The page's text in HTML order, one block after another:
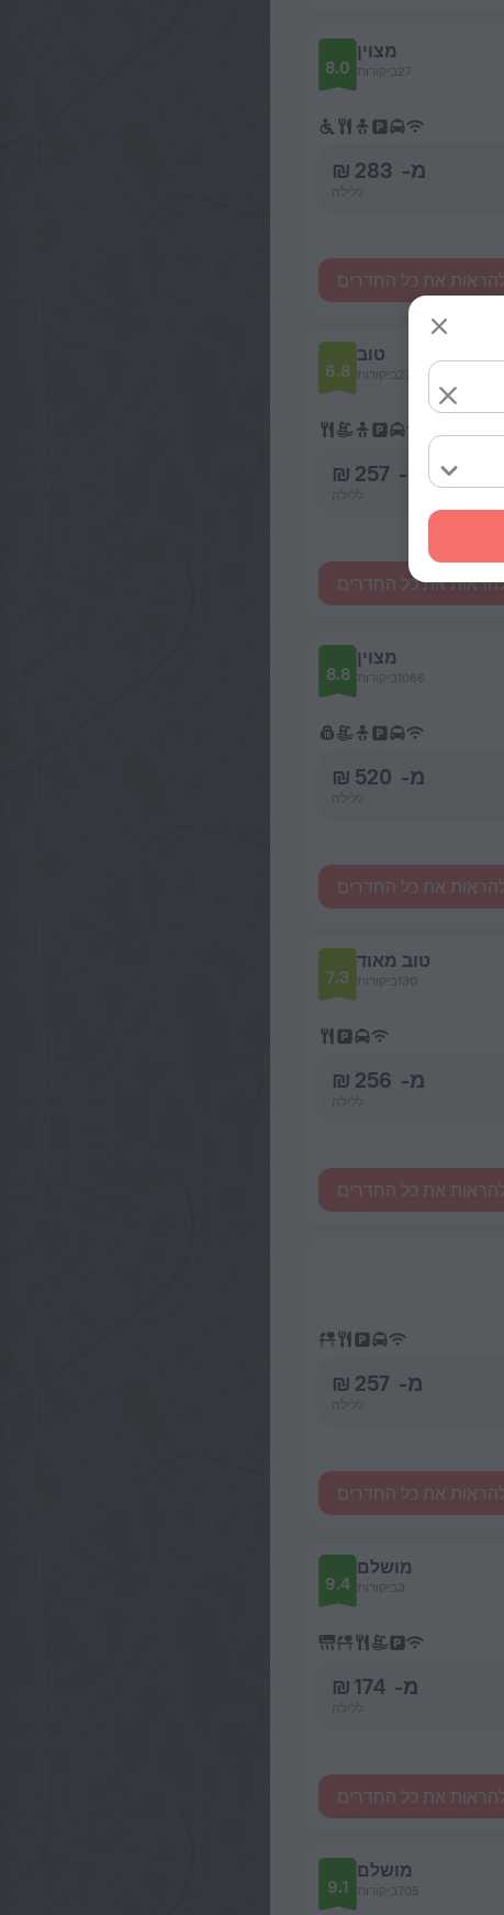
מצוין
27ביקורות 8.0
מ- 283 ₪
את כל החדרים
טוב
27ביקורות 6.8
מ- 257 ₪
את כל החדרים
מצוין
1066ביקורות 8.8
מ- 520 ₪
את כל החדרים
טוב מאוד
130ביקורות 7.3
מ- 256 ₪
את כל החדרים
מ- 257 ₪
את כל החדרים
מושלם
3ביקורות 9.4
מ- 174 ₪
את כל החדרים
מושלם
705ביקורות 9.1